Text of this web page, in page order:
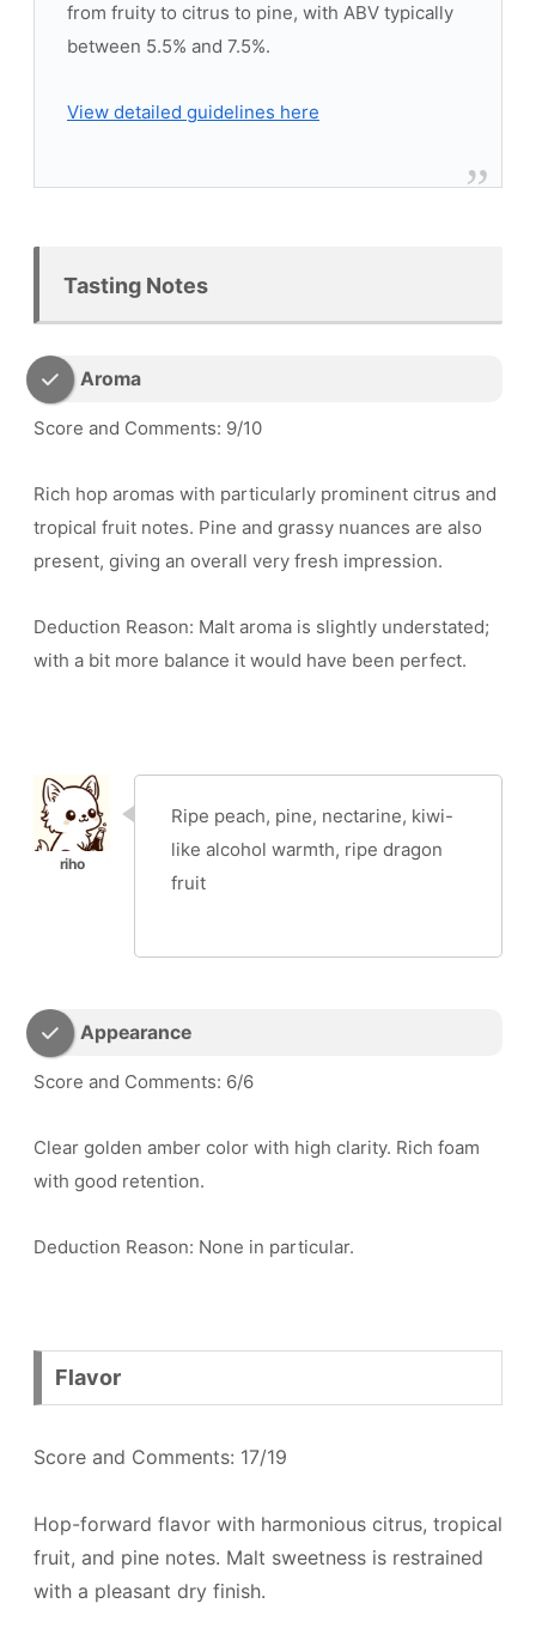
from fruity to citrus to pine, with ABV typically
between 5.5% and 7.5%.
View detailed guidelines here
Tasting Notes
Aroma
Score and Comments: 9/10
Rich hop aromas with particularly prominent citrus and
tropical fruit notes. Pine and grassy nuances are also
present, giving an overall very fresh impression.
Deduction Reason: Malt aroma is slightly understated;
with a bit more balance it would have been perfect.
Ripe peach, pine, nectarine, kiwi-
like alcohol warmth, ripe dragon
fruit
Appearance
Score and Comments: 6/6
Clear golden amber color with high clarity. Rich foam
with good retention.
Deduction Reason: None in particular.
Flavor
Score and Comments: 17/19
Hop-forward flavor with harmonious citrus, tropical
fruit, and pine notes. Malt sweetness is restrained
with a pleasant dry finish.